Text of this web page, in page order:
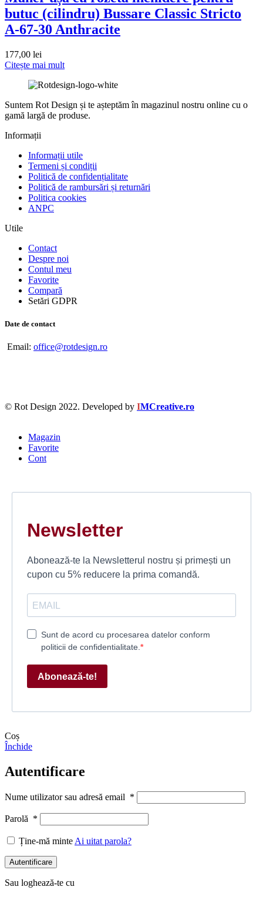
butuc (cilindru) Bussare Classic Stricto
A-67-30 Anthracite
177,00 lei
Citește mai mult
Suntem Rot Design și te așteptăm în magazinul nostru online cu o
gamă largă de produse.
Informații
Informații utile
Termeni și condiții
Politică de confidențialitate
Politică de rambursări și returnări
Politica cookies
ANPC
Utile
Contact
Despre noi
Contul meu
Favorite
Compară
Setări GDPR
Date de contact
Email: office@rotdesign.ro
© Rot Design 2022. Developed by IMCreative.ro
Magazin
Favorite
Cont
Newsletter
Abonează-te la Newsletterul nostru și primești un
cupon cu 5% reducere la prima comandă.
Sunt de acord cu procesarea datelor conform
politicii de confidentialitate.
Abonează-te!
Coș
Închide
Autentificare
Nume utilizator sau adresă email *
Parolă *
Ține-mă minte Ai uitat parola?
Autentificare
Sau loghează-te cu